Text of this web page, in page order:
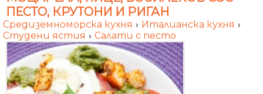
ПЕСТО, КРУТОНИ И РИГАН
Средиземноморска кухня › Италианска кухня ›
Студени ястия › Салати с песто